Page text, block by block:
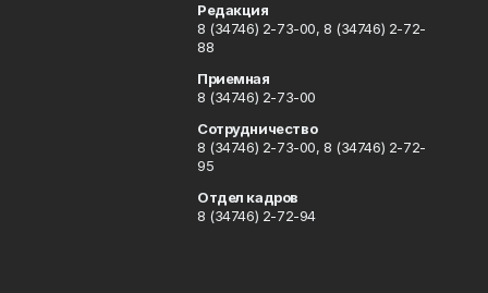
Редакция
8 (34746) 2-73-00, 8 (34746) 2-72-
88
Приемная
8 (34746) 2-73-00
Сотрудничество
8 (34746) 2-73-00, 8 (34746) 2-72-
95
Отдел кадров
8 (34746) 2-72-94